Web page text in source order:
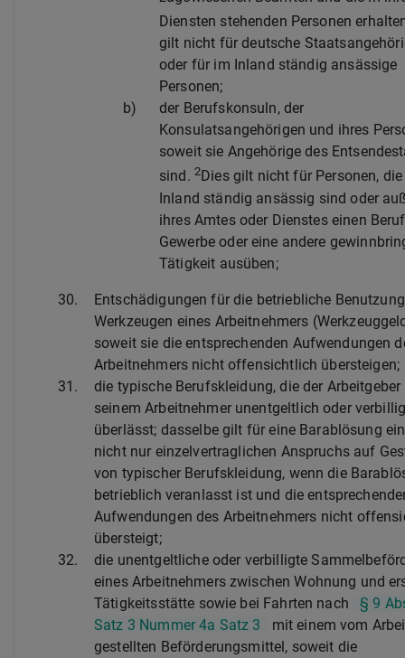
Diensten stehenden Personen
gilt nicht für deutsche
oder für im Inland ständig ansässige
Personen;
b)
der Berufskonsuln, der
Konsulatsangehörigen und ihres
soweit sie Angehörige des
sind. 2 Dies gilt nicht für Personen,
Inland ständig ansässig sind oder
ihres Amtes oder Dienstes einen
Gewerbe oder eine andere
Tätigkeit ausüben;
30.
Entschädigungen für die betriebliche
Werkzeugen eines Arbeitnehmers
soweit sie die entsprechenden Aufwendungen
Arbeitnehmers nicht offensichtlich übersteigen;
31.
die typische Berufskleidung, die der Arbeitgeber
seinem Arbeitnehmer unentgeltlich oder
überlässt; dasselbe gilt für eine Barablösung
nicht nur einzelvertraglichen Anspruchs auf
von typischer Berufskleidung, wenn die
betrieblich veranlasst ist und die
Aufwendungen des Arbeitnehmers nicht
übersteigt;
32.
die unentgeltliche oder verbilligte
eines Arbeitnehmers zwischen Wohnung und
Tätigkeitsstätte sowie bei Fahrten nach
§ 9
Satz 3 Nummer 4a Satz 3
mit einem vom
gestellten Beförderungsmittel, soweit die